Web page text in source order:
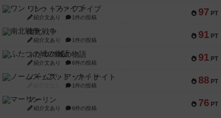
97 PT
ワン・トゥ・ファイブ
紹介文あり 1件の投稿
91 PT
南北戦争
紹介文あり 1件の投稿
91 PT
ふたつの城の物語
紹介文あり 6件の投稿
88 PT
ノームズ・アット・ナイト
1件の投稿
76 PT
マーリン
紹介文あり 6件の投稿